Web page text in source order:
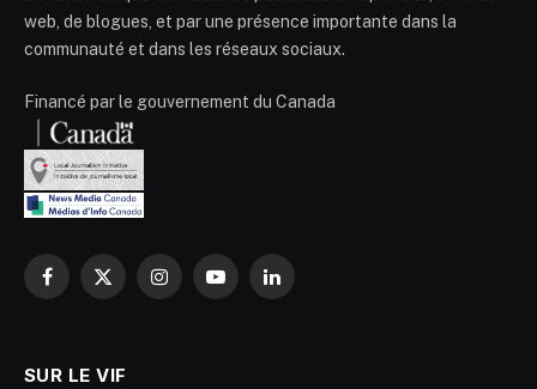
web, de blogues, et par une présence importante dans la
communauté et dans les réseaux sociaux.
Financé par le gouvernement du Canada
Facebook
X
InstagramYouTubeLinkedIn
SUR LE VIF